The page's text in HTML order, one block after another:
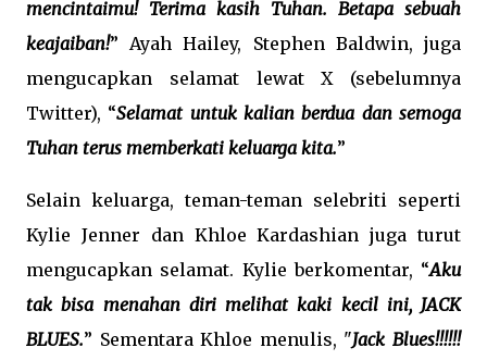
mencintaimu! Terima kasih Tuhan. Betapa sebuah
keajaiban!” Ayah Hailey, Stephen Baldwin, juga
mengucapkan selamat lewat X (sebelumnya
Twitter), “Selamat untuk kalian berdua dan semoga
Tuhan terus memberkati keluarga kita.”
Selain keluarga, teman-teman selebriti seperti
Kylie Jenner dan Khloe Kardashian juga turut
mengucapkan selamat. Kylie berkomentar, “Aku
tak bisa menahan diri melihat kaki kecil ini, JACK
BLUES.” Sementara Khloe menulis, "Jack Blues!!!!!!